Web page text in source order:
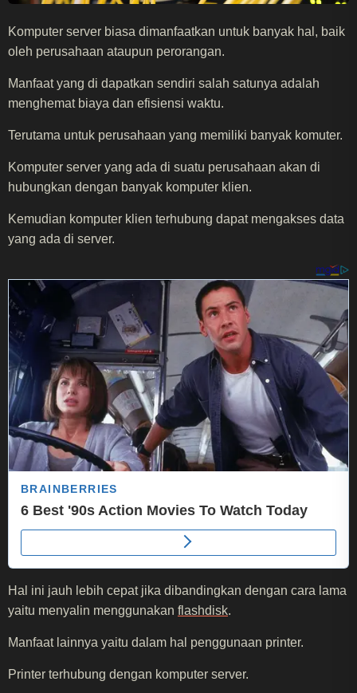
Komputer server biasa dimanfaatkan untuk banyak hal, baik
oleh perusahaan ataupun perorangan.
Manfaat yang di dapatkan sendiri salah satunya adalah
menghemat biaya dan efisiensi waktu.
Terutama untuk perusahaan yang memiliki banyak komuter.
Komputer server yang ada di suatu perusahaan akan di
hubungkan dengan banyak komputer klien.
Kemudian komputer klien terhubung dapat mengakses data
yang ada di server.
Hal ini jauh lebih cepat jika dibandingkan dengan cara lama
yaitu menyalin menggunakan flashdisk.
Manfaat lainnya yaitu dalam hal penggunaan printer.
Printer terhubung dengan komputer server.